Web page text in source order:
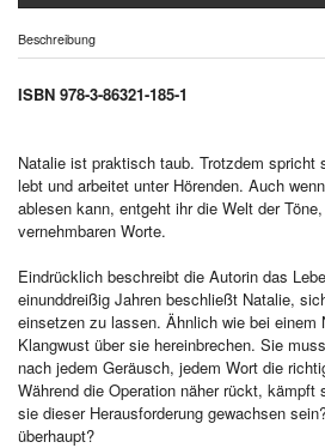
Beschreibung
ISBN 978-3-86321-185-1
Natalie ist praktisch taub. Trotzdem spricht
lebt und arbeitet unter Hörenden. Auch
ablesen kann, entgeht ihr die Welt der
vernehmbaren Worte.
Eindrücklich beschreibt die Autorin das
einunddreißig Jahren beschließt Natalie,
einsetzen zu lassen. Ähnlich wie bei einem
Klangwust über sie hereinbrechen. Sie
nach jedem Geräusch, jedem Wort die
Während die Operation näher rückt, kämpft
sie dieser Herausforderung gewachsen
überhaupt?